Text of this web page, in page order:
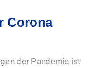
Corona
der Pandemie ist